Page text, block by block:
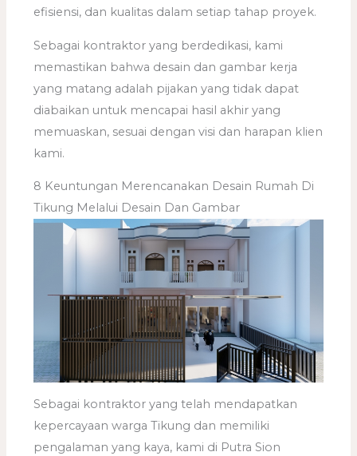
efisiensi, dan kualitas dalam setiap tahap proyek.
Sebagai kontraktor yang berdedikasi, kami
memastikan bahwa desain dan gambar kerja
yang matang adalah pijakan yang tidak dapat
diabaikan untuk mencapai hasil akhir yang
memuaskan, sesuai dengan visi dan harapan klien
kami.
8 Keuntungan Merencanakan Desain Rumah Di
Tikung Melalui Desain Dan Gambar
Sebagai kontraktor yang telah mendapatkan
kepercayaan warga Tikung dan memiliki
pengalaman yang kaya, kami di Putra Sion